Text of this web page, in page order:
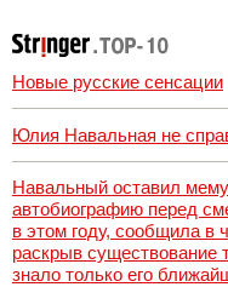
Новые русские сенсации
Юлия Навальная не
Навальный оставил
автобиографию перед
в этом году, сообщила в
раскрыв существование
знало только его